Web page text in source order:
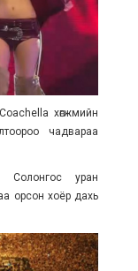
хөгжмийн
чадвараа
Солонгос уран
орсон хоёр дахь